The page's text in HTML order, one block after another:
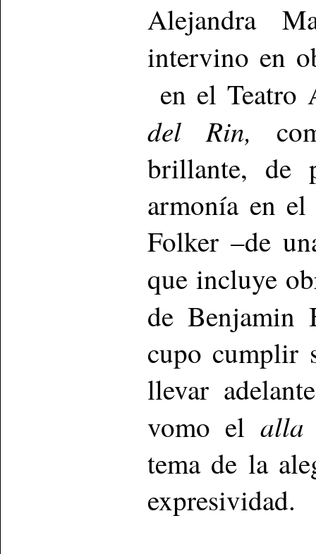
Alejandra
intervino en
en el Teatro
del Rin,
brillante, de
armonía en
Folker –de
que incluye
de
cupo cumplir
llevar
vomo el
tema de la
expresividad.